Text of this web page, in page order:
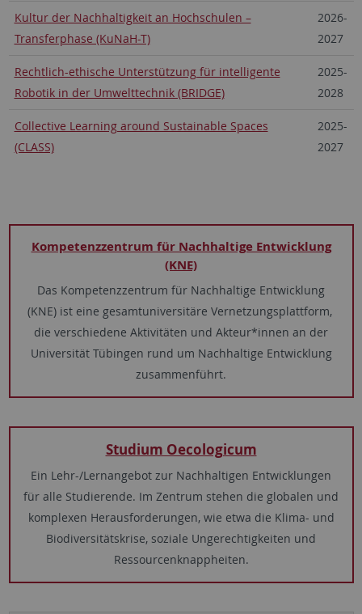
Kultur der Nachhaltigkeit an Hochschulen –
Transferphase (KuNaH-T)
2026-
2027
Rechtlich-ethische Unterstützung für intelligente
Robotik in der Umwelttechnik (BRIDGE)
2025-
2028
Collective Learning around Sustainable Spaces
(CLASS)
2025-
2027
Kompetenzzentrum für Nachhaltige Entwicklung
(KNE)
Das Kompetenzzentrum für Nachhaltige Entwicklung
(KNE) ist eine gesamtuniversitäre Vernetzungsplattform,
die verschiedene Aktivitäten und Akteur*innen an der
Universität Tübingen rund um Nachhaltige Entwicklung
zusammenführt.
Studium Oecologicum
Ein Lehr-/Lernangebot zur Nachhaltigen Entwicklungen
für alle Studierende. Im Zentrum stehen die globalen und
komplexen Herausforderungen, wie etwa die Klima- und
Biodiversitätskrise, soziale Ungerechtigkeiten und
Ressourcenknappheiten.